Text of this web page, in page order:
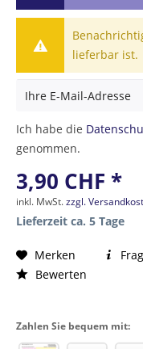
lieferbar ist.
Ich habe die
genommen.
3,90 CHF *
inkl. MwSt.zzgl.
Lieferzeit ca. 5 Tage
Merken
Bewerten
Zahlen Sie bequem mit: